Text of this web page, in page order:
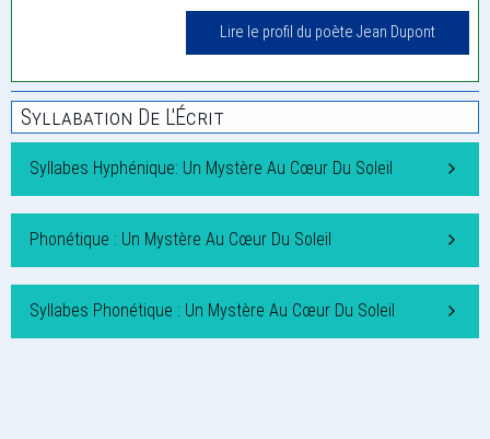
Lire le profil du poète Jean Dupont
Syllabation De L'Écrit
Syllabes Hyphénique: Un Mystère Au Cœur Du Soleil
Phonétique : Un Mystère Au Cœur Du Soleil
Syllabes Phonétique : Un Mystère Au Cœur Du Soleil